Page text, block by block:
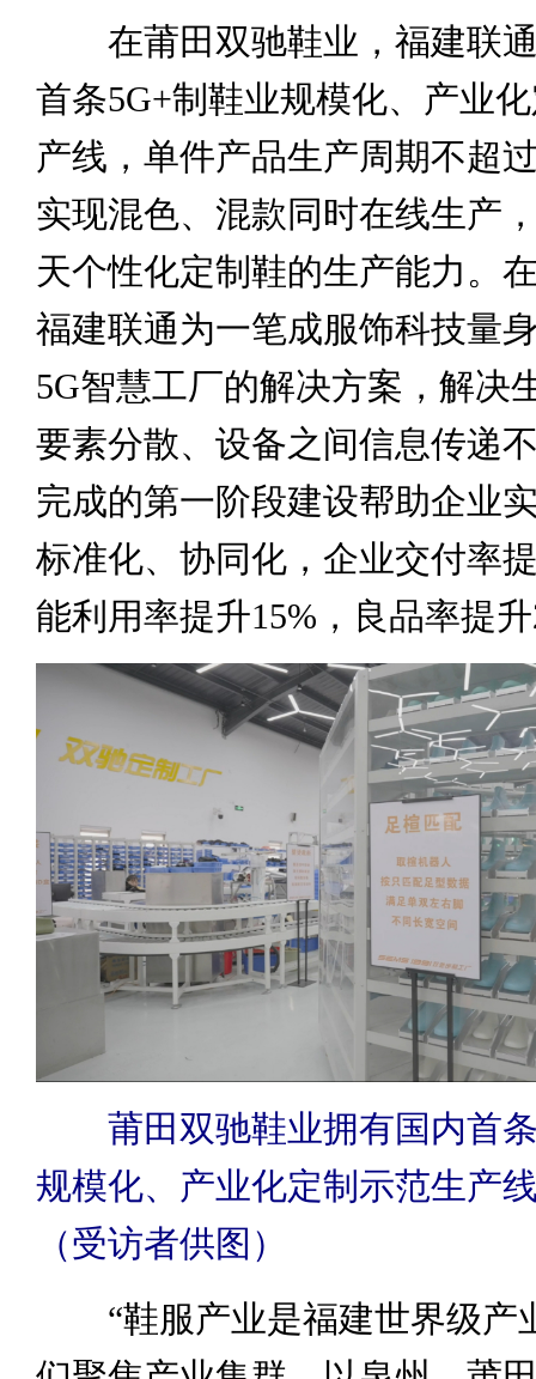
在莆田双驰鞋业，福建联通
首条5G+制鞋业规模化、产业
产线，单件产品生产周期不超
实现混色、混款同时在线生产
天个性化定制鞋的生产能力。
福建联通为一笔成服饰科技量
5G智慧工厂的解决方案，解决
要素分散、设备之间信息传递
完成的第一阶段建设帮助企业
标准化、协同化，企业交付率
能利用率提升15%，良品率提
莆田双驰鞋业拥有国内首
规模化、产业化定制示范生产
（受访者供图）
“鞋服产业是福建世界级产